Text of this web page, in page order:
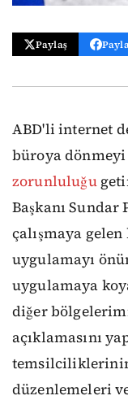
Paylaş
ABD'li internet
büroya
zorunluluğu
Başkanı
çalışmaya
uygulamayı
uygulamaya
diğer
açıklamasını
düzenlemeleri